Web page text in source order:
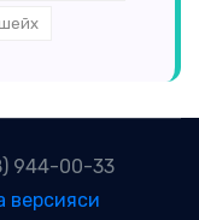
944-00-33
версияси